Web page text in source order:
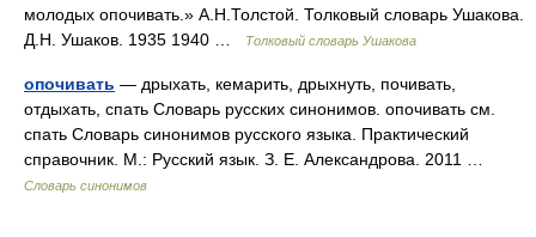
молодых опочивать.» А.Н.Толстой. Толковый словарь Ушакова.
Д.Н. Ушаков. 1935 1940 …
Толковый словарь Ушакова
опочивать — дрыхать, кемарить, дрыхнуть, почивать,
отдыхать, спать Словарь русских синонимов. опочивать см.
спать Словарь синонимов русского языка. Практический
справочник. М.: Русский язык. З. Е. Александрова. 2011 …
Словарь синонимов